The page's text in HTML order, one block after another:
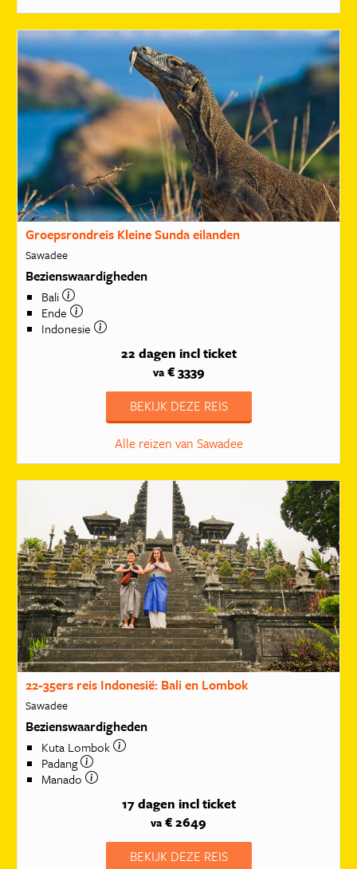
Groepsrondreis Kleine Sunda eilanden
Sawadee
Bezienswaardigheden
Bali
Ende
Indonesie
22 dagen incl ticket
va€ 3339
BEKIJK DEZE REIS
Alle reizen van Sawadee
22-35ers reis Indonesië: Bali en Lombok
Sawadee
Bezienswaardigheden
Kuta Lombok
Padang
Manado
17 dagen incl ticket
va € 2649
BEKIJK DEZE REIS